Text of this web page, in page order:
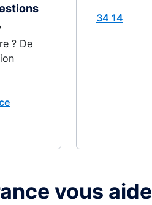
? De
34 14
vous aide